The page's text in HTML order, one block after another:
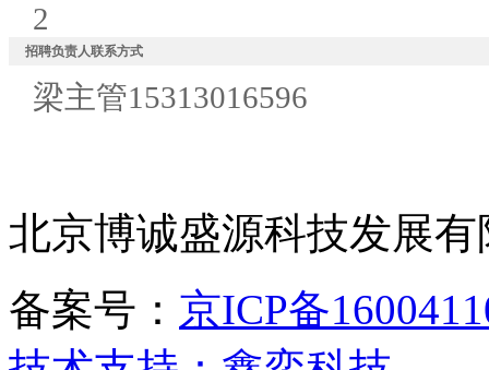
2
招聘负责人联系方式
梁主管15313016596
北京博诚盛源科技发展有
备案号： 京ICP备